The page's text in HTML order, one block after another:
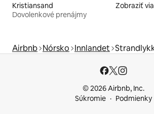
Kristiansand
Dovolenkové prenájmy
Zobraziť
Airbnb Nórsko Innlandet
© 2026 Airbnb, Inc.
Súkromie
Podmienky